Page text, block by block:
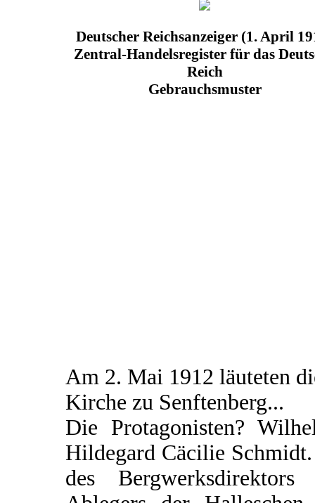
Deutscher Reichsanzeiger (1. April
Zentral-Handelsregister für das
Reich
Gebrauchsmuster
Am 2. Mai 1912 läuteten
Kirche zu Senftenberg...
Die Protagonisten?
Hildegard Cäcilie
des